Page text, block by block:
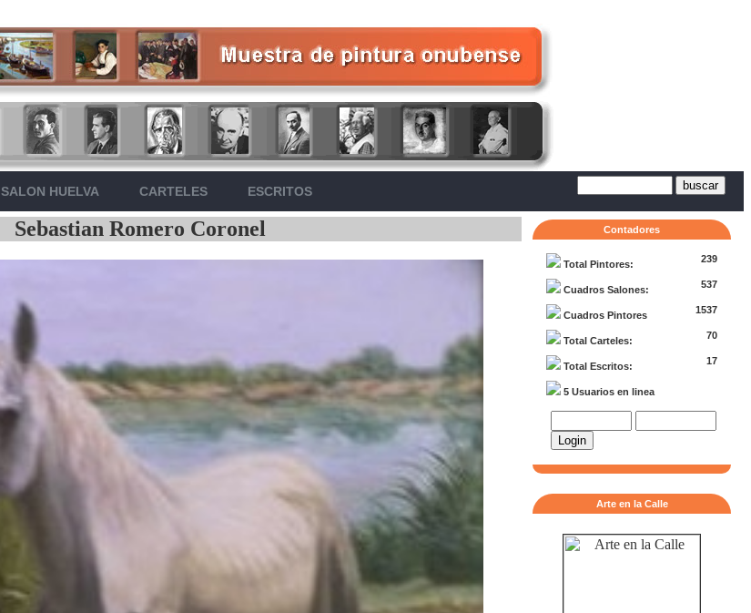
SALON HUELVA CARTELES ESCRITOS
Sebastian Romero Coronel Contadores
Total Pintores: 239
Cuadros Salones: 537
Cuadros Pintores 1537
Total Carteles: 70
Total Escritos: 17
5 Usuarios en linea
Arte en la Calle